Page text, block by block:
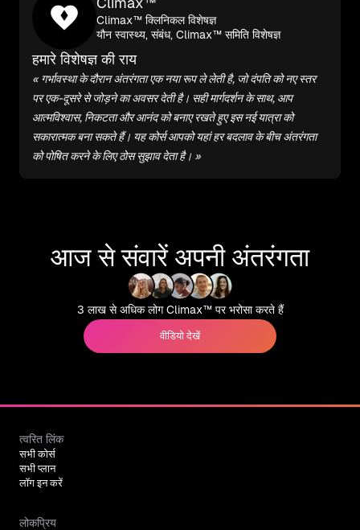
Climax™ क्लिनिकल विशेषज्ञ
यौन स्वास्थ्य, संबंध, Climax™ समिति विशेषज्ञ
हमारे विशेषज्ञ की राय
« गर्भावस्था के दौरान अंतरंगता एक नया रूप ले लेती है, जो दंपति को नए स्तर
पर एक-दूसरे से जोड़ने का अवसर देती है। सही मार्गदर्शन के साथ, आप
आत्मविश्वास, निकटता और आनंद को बनाए रखते हुए इस नई यात्रा को
सकारात्मक बना सकते हैं। यह कोर्स आपको यहां हर बदलाव के बीच अंतरंगता
को पोषित करने के लिए ठोस सुझाव देता है। »
आज से संवारें अपनी अंतरंगता
3 लाख से अधिक लोग Climax™ पर भरोसा करते हैं
वीडियो देखें
त्वरित लिंक
सभी कोर्स
सभी प्लान
लॉग इन करें
लोकप्रिय